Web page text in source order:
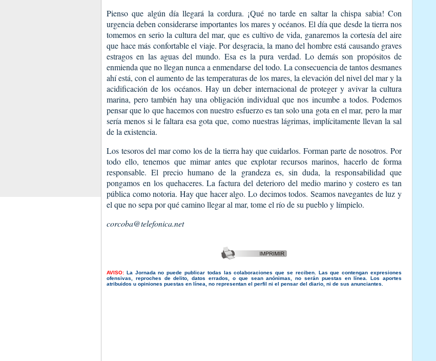
Pienso que algún día llegará la cordura. ¡Qué no tarde en saltar la chispa sabia! Con
urgencia deben considerarse importantes los mares y océanos. El día que desde la tierra nos
tomemos en serio la cultura del mar, que es cultivo de vida, ganaremos la cortesía del aire
que hace más confortable el viaje. Por desgracia, la mano del hombre está causando graves
estragos en las aguas del mundo. Esa es la pura verdad. Lo demás son propósitos de
enmienda que no llegan nunca a enmendarse del todo. La consecuencia de tantos desmanes
ahí está, con el aumento de las temperaturas de los mares, la elevación del nivel del mar y la
acidificación de los océanos. Hay un deber internacional de proteger y avivar la cultura
marina, pero también hay una obligación individual que nos incumbe a todos. Podemos
pensar que lo que hacemos con nuestro esfuerzo es tan solo una gota en el mar, pero la mar
sería menos si le faltara esa gota que, como nuestras lágrimas, implícitamente llevan la sal
de la existencia.
Los tesoros del mar como los de la tierra hay que cuidarlos. Forman parte de nosotros. Por
todo ello, tenemos que mimar antes que explotar recursos marinos, hacerlo de forma
responsable. El precio humano de la grandeza es, sin duda, la responsabilidad que
pongamos en los quehaceres. La factura del deterioro del medio marino y costero es tan
pública como notoria. Hay que hacer algo. Lo decimos todos. Seamos navegantes de luz y
el que no sepa por qué camino llegar al mar, tome el río de su pueblo y límpielo.
corcoba@telefonica.net
AVISO: La Jornada no puede publicar todas las colaboraciones que se reciben. Las que contengan expresiones
ofensivas, reproches de delito, datos errados, o que sean anónimas, no serán puestas en línea. Los aportes
atribuidos u opiniones puestas en línea, no representan el perfil ni el pensar del diario, ni de sus anunciantes.